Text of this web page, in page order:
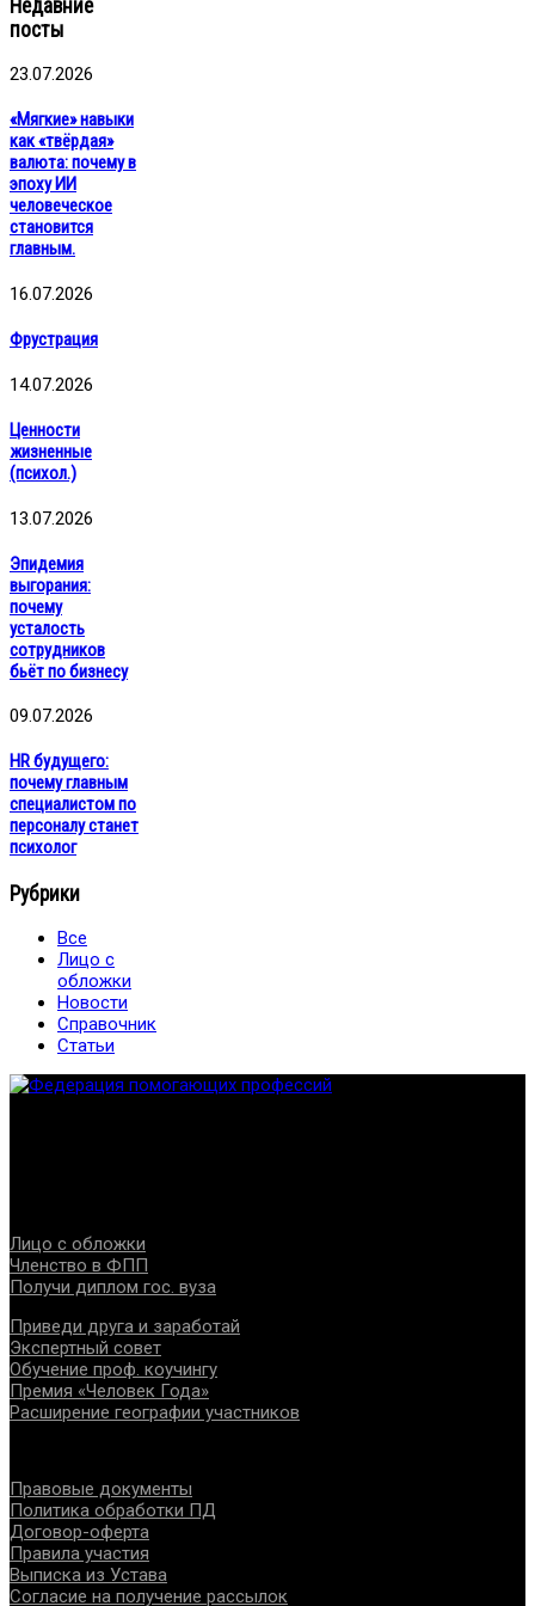
Недавние
посты
23.07.2026
«Мягкие» навыки
как «твёрдая»
валюта: почему в
эпоху ИИ
человеческое
становится
главным.
16.07.2026
Фрустрация
14.07.2026
Ценности
жизненные
(психол.)
13.07.2026
Эпидемия
выгорания:
почему
усталость
сотрудников
бьёт по бизнесу
09.07.2026
HR будущего:
почему главным
специалистом по
персоналу станет
психолог
Рубрики
Все
Лицо с
обложки
Новости
Справочник
Статьи
Лицо с обложки
Членство в ФПП
Получи диплом гос. вуза
Приведи друга и заработай
Экспертный совет
Обучение проф. коучингу
Премия «Человек Года»
Расширение географии участников
Правовые документы
Политика обработки ПД
Договор-оферта
Правила участия
Выписка из Устава
Согласие на получение рассылок